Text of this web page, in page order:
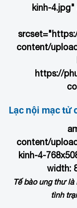
kinh-
content/
https://
Lạc nội mạc tử
content/
kinh-4-
width:
Tế bào ung thư
tình